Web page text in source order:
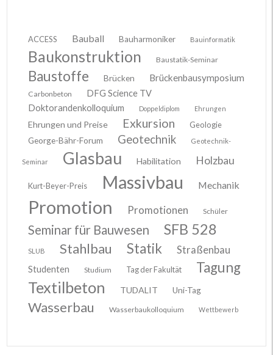
ACCESS Bauball Bauharmoniker Bauinformatik
Baukonstruktion Baustatik-Seminar
Baustoffe Brücken Brückenbausymposium
Carbonbeton
DFG Science TV
Doktorandenkolloquium
Doppeldiplom Ehrungen
Ehrungen und Preise Exkursion
Geologie
George-Bähr-Forum
Geotechnik Geotechnik-
Seminar Glasbau Habilitation Holzbau
Kurt-Beyer-Preis Massivbau Mechanik
Promotion Promotionen Schüler
Seminar für Bauwesen SFB 528
SLUB Stahlbau Statik Straßenbau
Studenten Studium Tag der Fakultät Tagung
Textilbeton TUDALIT Uni-Tag
Wasserbau Wasserbaukolloquium Wettbewerb